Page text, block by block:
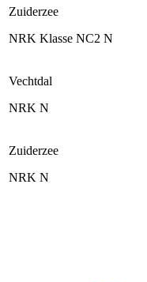
Zuiderzee
NRK Klasse NC2 N
Vechtdal
NRK N
Zuiderzee
NRK N